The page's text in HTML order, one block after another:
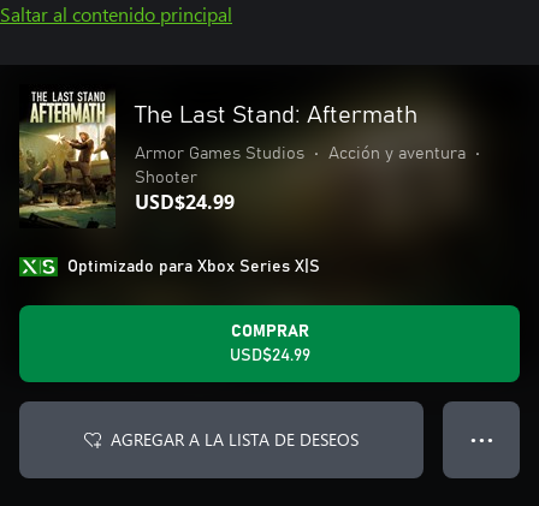
Saltar al contenido principal
The Last Stand: Aftermath
Armor Games Studios • Acción y aventura
•
Shooter
USD$24.99
Optimizado para Xbox Series X|S
COMPRAR
USD$24.99
AGREGAR A LA LISTA DE DESEOS ● ● ●